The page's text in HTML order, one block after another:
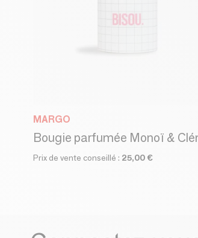
MARGO
Prix de vente conseillé : 25,00 €